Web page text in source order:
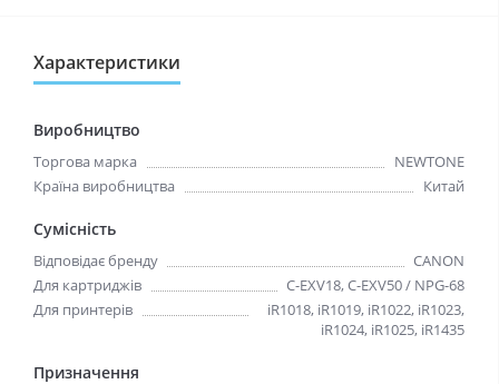
Характеристики
Виробництво
Торгова марка
NEWTONE
Країна виробництва
Китай
Сумісність
Відповідає бренду
CANON
Для картриджів
C-EXV18, C-EXV50 / NPG-68
Для принтерів
iR1018, iR1019, iR1022, iR1023,
iR1024, iR1025, iR1435
Призначення